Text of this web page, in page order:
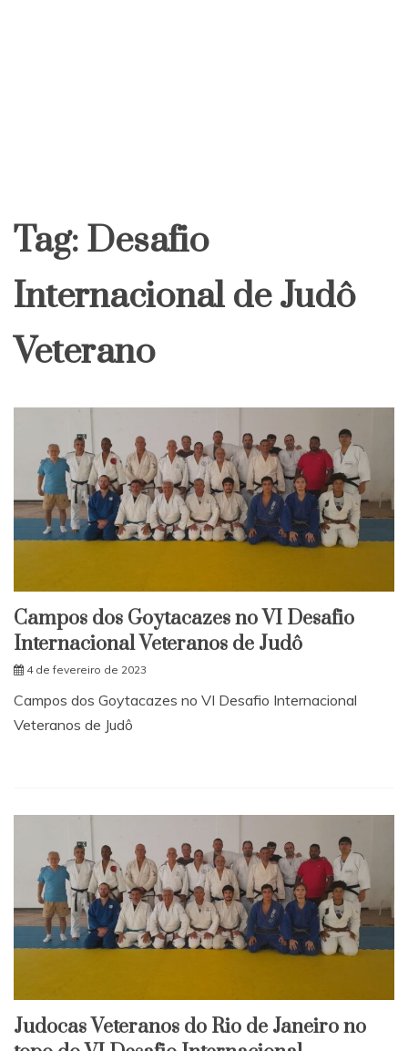
Tag: Desafio
Internacional de Judô
Veterano
Campos dos Goytacazes no VI Desafio
Internacional Veteranos de Judô
4 de fevereiro de 2023
Campos dos Goytacazes no VI Desafio Internacional
Veteranos de Judô
Judocas Veteranos do Rio de Janeiro no